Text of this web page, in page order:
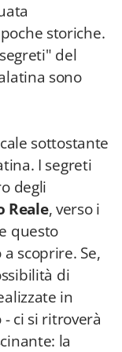
storiche.
del
sono
sottostante
I segreti
degli
Reale, verso i
questo
scoprire. Se,
di
in
ci si ritroverà
la